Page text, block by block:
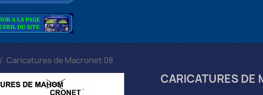
Caricatures de Macronet 08
CARICATURES DE